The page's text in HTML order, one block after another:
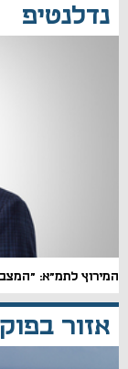
נדלנטיפ
המירוץ לתמ"א: "המצב
אזור